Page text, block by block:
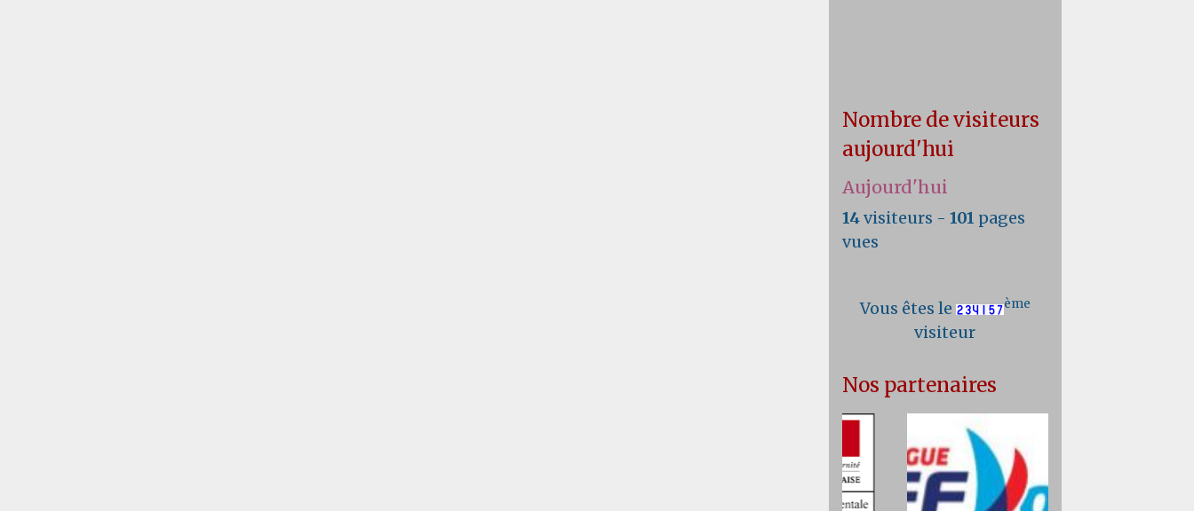
Nombre de visiteurs
aujourd'hui
Aujourd'hui
14visiteurs -101 pages
vues
Vous êtes le ème
visiteur
Nos partenaires